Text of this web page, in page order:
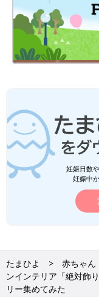
妊娠日数
妊娠中
たまひよ 赤ちゃん
ンインテリア「絶対飾
リー集めてみた